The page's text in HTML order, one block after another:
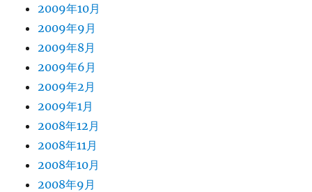
2009年10月
2009年9月
2009年8月
2009年6月
2009年2月
2009年1月
2008年12月
2008年11月
2008年10月
2008年9月